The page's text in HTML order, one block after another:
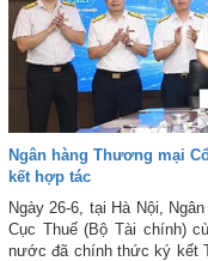
Ngân hàng Thương mại
kết hợp tác
Ngày 26-6, tại Hà Nội,
Cục Thuế (Bộ Tài chính)
nước đã chính thức ký kết